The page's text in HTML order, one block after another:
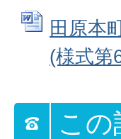
田原本
(様式第
こ